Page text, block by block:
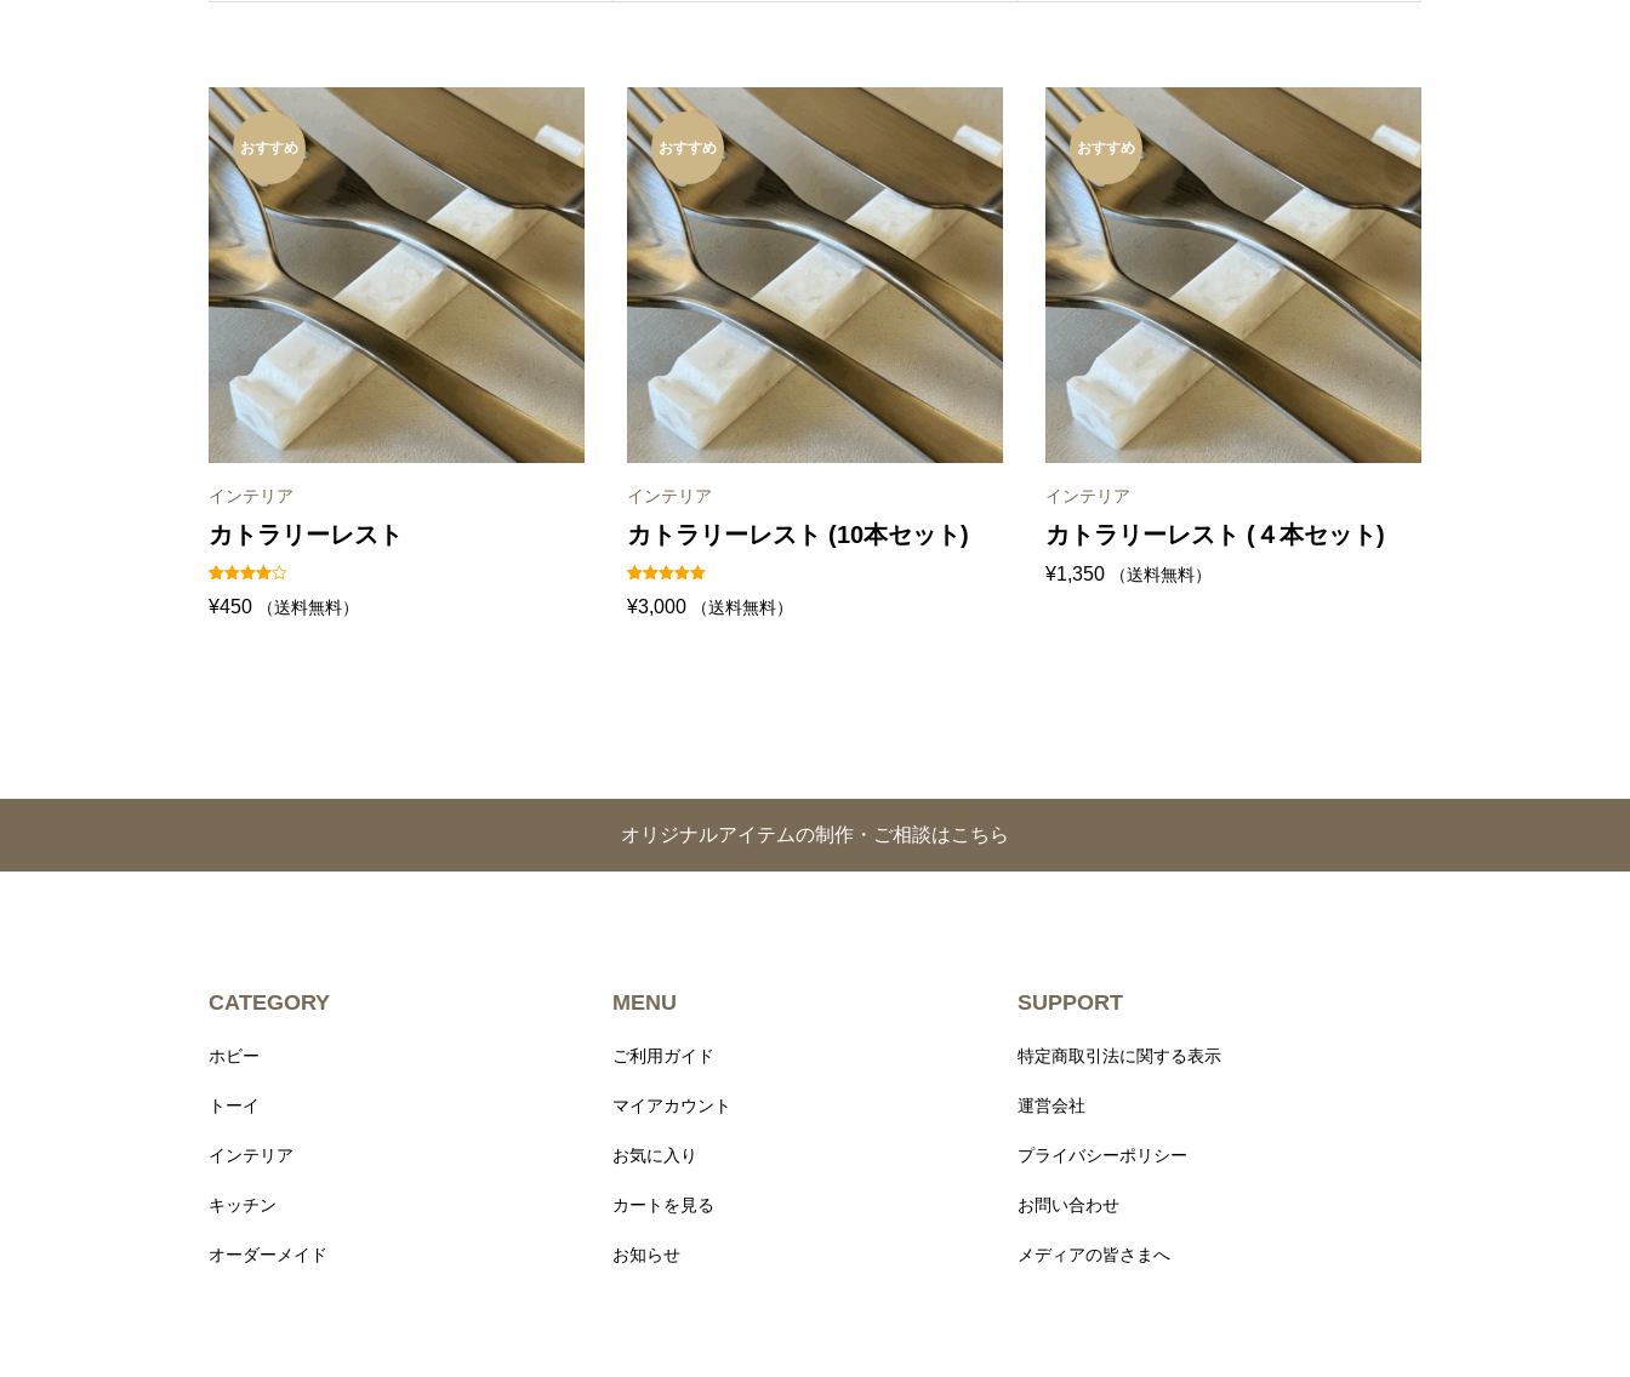
インテリア
カトラリーレスト
者評価に
¥450 （送料無料）
おすすめ
インテリア
カトラリーレスト (10本セット)
評価に基づ
¥3,000 （送料無料）
おすすめ
インテリア
カトラリーレスト (４本セット)
¥1,350 （送料無料）
おすすめ
オリジナルアイテムの制作・ご相談はこちら
CATEGORY
ホビー
トーイ
インテリア
キッチン
オーダーメイド
MENU
ご利用ガイド
マイアカウント
お気に入り
カートを見る
お知らせ
SUPPORT
特定商取引法に関する表示
運営会社
プライバシーポリシー
お問い合わせ
メディアの皆さまへ